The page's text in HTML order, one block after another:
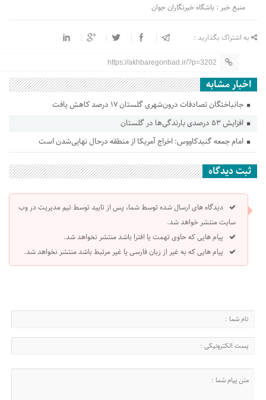
منبع خبر : باشگاه خبرنگاران جوان
به اشتراک بگذارید :
https://akhbaregonbad.ir/?p=3202
اخبار مشابه
جانباختگان تصادفات درون‌شهری گلستان ۱۷ درصد کاهش یافت
افزایش ۵۳ درصدی بارندگی‌ها در گلستان
امام جمعه گنبدکاووس: اخراج آمریکا از منطقه درحال نهایی‌شدن است
ثبت دیدگاه
دیدگاه های ارسال شده توسط شما، پس از تایید توسط تیم مدیریت در وب
سایت منتشر خواهد شد.
پیام هایی که حاوی تهمت یا افترا باشد منتشر نخواهد شد.
پیام هایی که به غیر از زبان فارسی یا غیر مرتبط باشد منتشر نخواهد شد.